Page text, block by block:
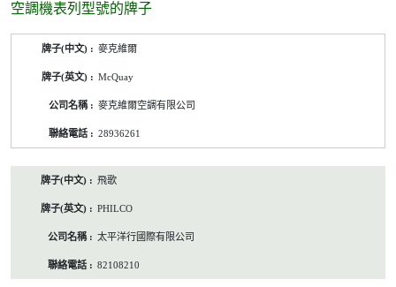
空調機表列型號的牌子
子
電
麥克維爾
McQuay
麥克維爾空調有限公司
28936261
飛歌
PHILCO
太平洋行國際有限公司
82108210